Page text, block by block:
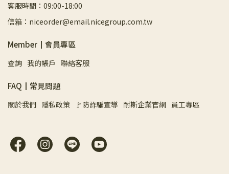
客服時間：09:00-18:00
信箱：niceorder@email.nicegroup.com.tw
Member┃會員專區
查詢 我的帳戶 聯絡客服
FAQ┃常見問題
關於我們 隱私政策 🚩防詐騙宣導 耐斯企業官網 員工專區